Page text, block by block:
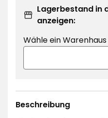
Lagerbestand in
anzeigen:
Wähle ein Warenhaus
Beschreibung